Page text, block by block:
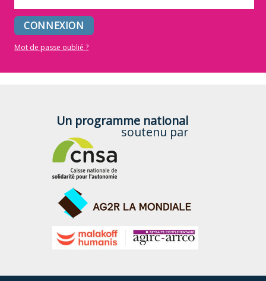
Mot de passe oublié ?
Un programme national
soutenu par